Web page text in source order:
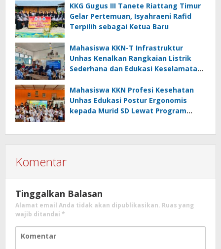
FOTOFOBIA
KKG Gugus III Tanete Riattang Timur
Gelar Pertemuan, Isyahraeni Rafid
Terpilih sebagai Ketua Baru
Mahasiswa KKN-T Infrastruktur
Unhas Kenalkan Rangkaian Listrik
Sederhana dan Edukasi Keselamatan
Langkeang
Mahasiswa KKN Profesi Kesehatan
Unhas Edukasi Postur Ergonomis
kepada Murid SD Lewat Program
Komentar
Tinggalkan Balasan
Alamat email Anda tidak akan dipublikasikan. Ruas yang
wajib ditandai *